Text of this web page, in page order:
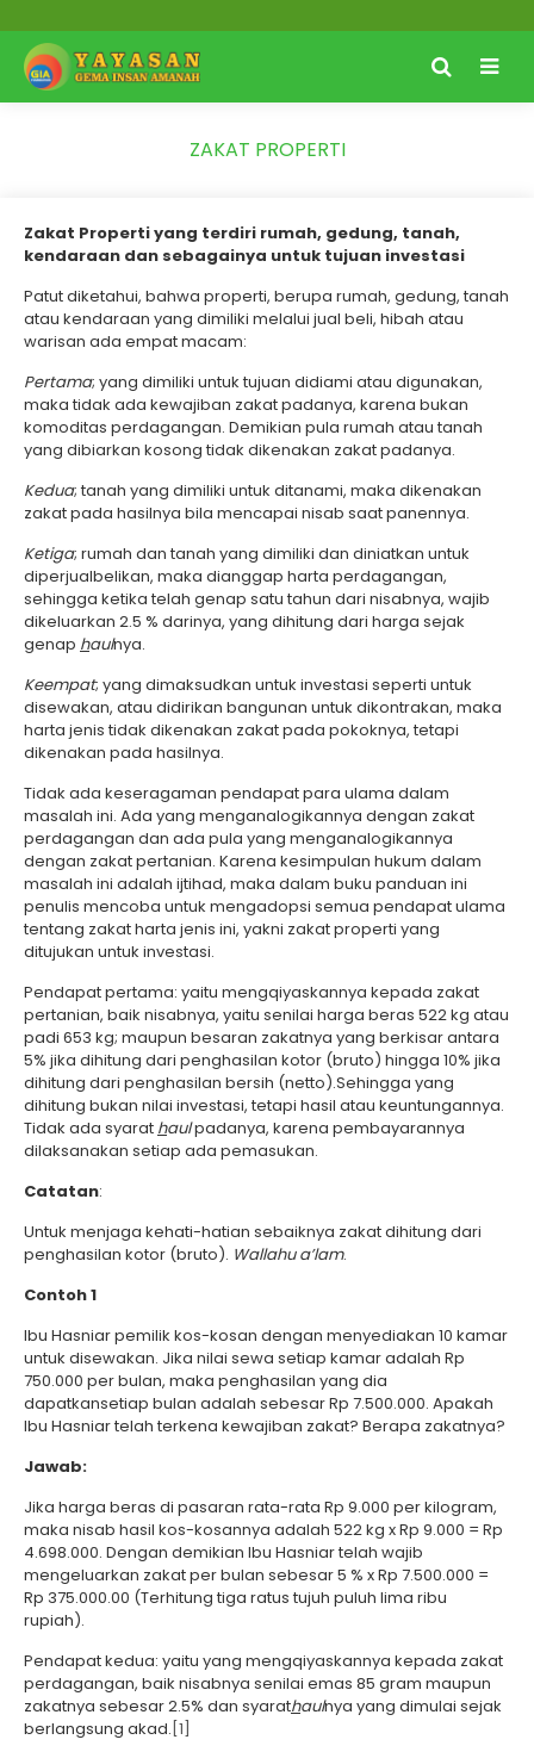
ZAKAT PROPERTI
Zakat Properti yang terdiri rumah, gedung, tanah,
kendaraan dan sebagainya untuk tujuan investasi
Patut diketahui, bahwa properti, berupa rumah, gedung, tanah
atau kendaraan yang dimiliki melalui jual beli, hibah atau
warisan ada empat macam:
Pertama; yang dimiliki untuk tujuan didiami atau digunakan,
maka tidak ada kewajiban zakat padanya, karena bukan
komoditas perdagangan. Demikian pula rumah atau tanah
yang dibiarkan kosong tidak dikenakan zakat padanya.
Kedua; tanah yang dimiliki untuk ditanami, maka dikenakan
zakat pada hasilnya bila mencapai nisab saat panennya.
Ketiga; rumah dan tanah yang dimiliki dan diniatkan untuk
diperjualbelikan, maka dianggap harta perdagangan,
sehingga ketika telah genap satu tahun dari nisabnya, wajib
dikeluarkan 2.5 % darinya, yang dihitung dari harga sejak
genap haulnya.
Keempat; yang dimaksudkan untuk investasi seperti untuk
disewakan, atau didirikan bangunan untuk dikontrakan, maka
harta jenis tidak dikenakan zakat pada pokoknya, tetapi
dikenakan pada hasilnya.
Tidak ada keseragaman pendapat para ulama dalam
masalah ini. Ada yang menganalogikannya dengan zakat
perdagangan dan ada pula yang menganalogikannya
dengan zakat pertanian. Karena kesimpulan hukum dalam
masalah ini adalah ijtihad, maka dalam buku panduan ini
penulis mencoba untuk mengadopsi semua pendapat ulama
tentang zakat harta jenis ini, yakni zakat properti yang
ditujukan untuk investasi.
Pendapat pertama: yaitu mengqiyaskannya kepada zakat
pertanian, baik nisabnya, yaitu senilai harga beras 522 kg atau
padi 653 kg; maupun besaran zakatnya yang berkisar antara
5% jika dihitung dari penghasilan kotor (bruto) hingga 10% jika
dihitung dari penghasilan bersih (netto).Sehingga yang
dihitung bukan nilai investasi, tetapi hasil atau keuntungannya.
Tidak ada syarat haulpadanya, karena pembayarannya
dilaksanakan setiap ada pemasukan.
Catatan:
Untuk menjaga kehati-hatian sebaiknya zakat dihitung dari
penghasilan kotor (bruto). Wallahu a’lam.
Contoh 1
Ibu Hasniar pemilik kos-kosan dengan menyediakan 10 kamar
untuk disewakan. Jika nilai sewa setiap kamar adalah Rp
750.000 per bulan, maka penghasilan yang dia
dapatkansetiap bulan adalah sebesar Rp 7.500.000. Apakah
Ibu Hasniar telah terkena kewajiban zakat? Berapa zakatnya?
Jawab:
Jika harga beras di pasaran rata-rata Rp 9.000 per kilogram,
maka nisab hasil kos-kosannya adalah 522 kg x Rp 9.000 = Rp
4.698.000. Dengan demikian Ibu Hasniar telah wajib
mengeluarkan zakat per bulan sebesar 5 % x Rp 7.500.000 =
Rp 375.000.00 (Terhitung tiga ratus tujuh puluh lima ribu
rupiah).
Pendapat kedua: yaitu yang mengqiyaskannya kepada zakat
perdagangan, baik nisabnya senilai emas 85 gram maupun
zakatnya sebesar 2.5% dan syarathaulnya yang dimulai sejak
berlangsung akad. [1]